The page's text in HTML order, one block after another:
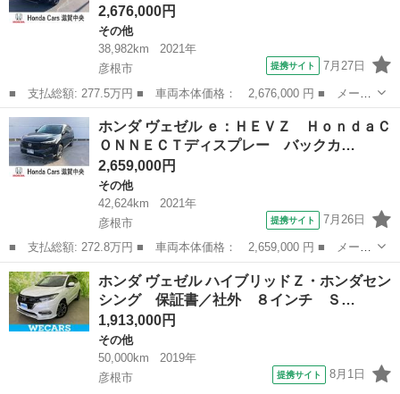
2,676,000円
その他
38,982km
2021年
彦根市
提携サイト 7月27日
■ 支払総額: 277.5万円 ■ 車両本体価格： 2,676,000 円 ■ メーカ
ー名： ホンダ ■ 車種名： ヴェゼル ■ グレード名： ｅ：ＨＥ
ＶＺ ＨｏｎｄａＣＯＮＮＥＣＴディスプレー バックカメラ ＥＴ
Ｃ２．０...
滋賀 彦根市 その他
ホンダ ヴェゼル ｅ：ＨＥＶＺ ＨｏｎｄａＣ
ＯＮＮＥＣＴディスプレー バックカ…
2,659,000円
その他
42,624km
2021年
彦根市
提携サイト 7月26日
■ 支払総額: 272.8万円 ■ 車両本体価格： 2,659,000 円 ■ メーカ
ー名： ホンダ ■ 車種名： ヴェゼル ■ グレード名： ｅ：ＨＥ
ＶＺ ＨｏｎｄａＣＯＮＮＥＣＴディスプレー バックカメラ ＥＴ
Ｃ２．０...
滋賀 彦根市 その他
ホンダ ヴェゼル ハイブリッドＺ・ホンダセン
シング 保証書／社外 ８インチ Ｓ…
1,913,000円
その他
50,000km
2019年
彦根市
提携サイト 8月1日